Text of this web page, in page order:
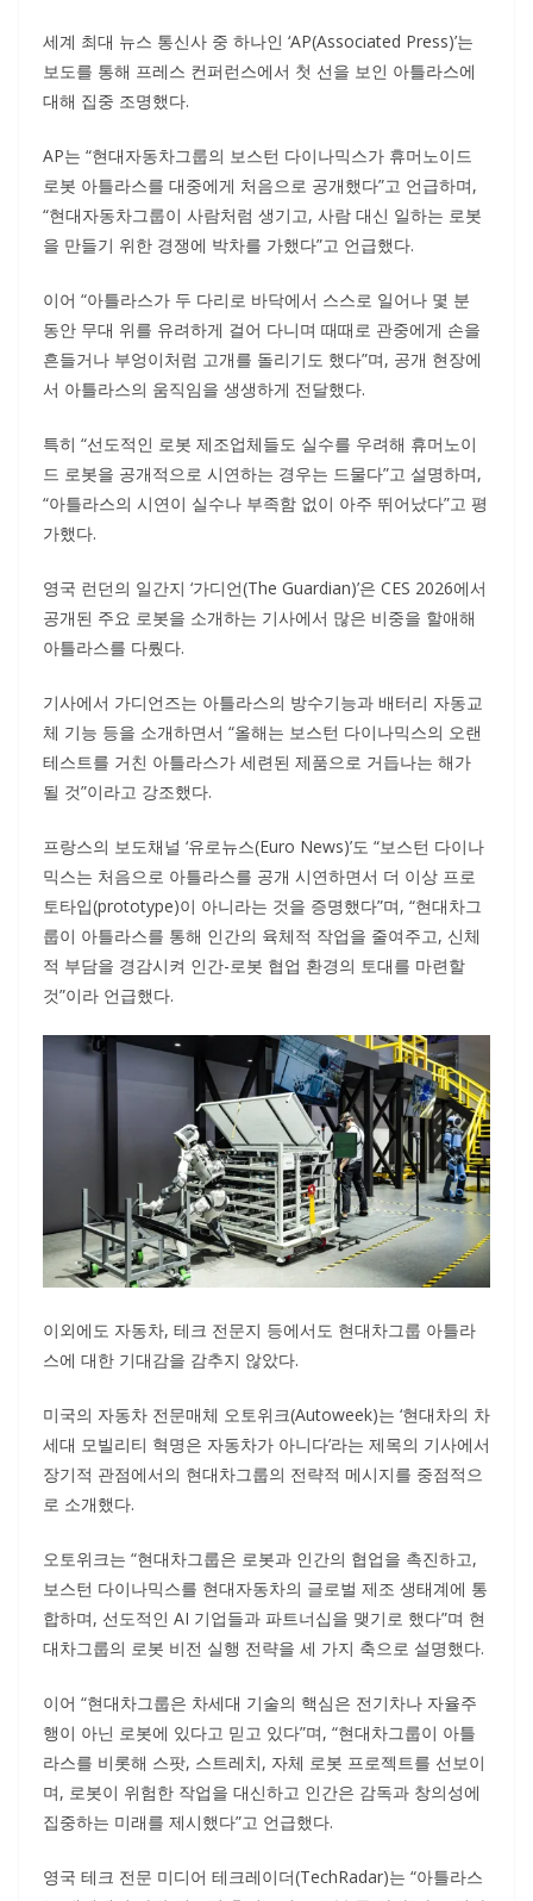
세계 최대 뉴스 통신사 중 하나인 ‘AP(Associated Press)’는
보도를 통해 프레스 컨퍼런스에서 첫 선을 보인 아틀라스에
대해 집중 조명했다.
AP는 “현대자동차그룹의 보스턴 다이나믹스가 휴머노이드
로봇 아틀라스를 대중에게 처음으로 공개했다”고 언급하며,
“현대자동차그룹이 사람처럼 생기고, 사람 대신 일하는 로봇
을 만들기 위한 경쟁에 박차를 가했다”고 언급했다.
이어 “아틀라스가 두 다리로 바닥에서 스스로 일어나 몇 분
동안 무대 위를 유려하게 걸어 다니며 때때로 관중에게 손을
흔들거나 부엉이처럼 고개를 돌리기도 했다”며, 공개 현장에
서 아틀라스의 움직임을 생생하게 전달했다.
특히 “선도적인 로봇 제조업체들도 실수를 우려해 휴머노이
드 로봇을 공개적으로 시연하는 경우는 드물다”고 설명하며,
“아틀라스의 시연이 실수나 부족함 없이 아주 뛰어났다”고 평
가했다.
영국 런던의 일간지 ‘가디언(The Guardian)’은 CES 2026에서
공개된 주요 로봇을 소개하는 기사에서 많은 비중을 할애해
아틀라스를 다뤘다.
기사에서 가디언즈는 아틀라스의 방수기능과 배터리 자동교
체 기능 등을 소개하면서 “올해는 보스턴 다이나믹스의 오랜
테스트를 거친 아틀라스가 세련된 제품으로 거듭나는 해가
될 것”이라고 강조했다.
프랑스의 보도채널 ‘유로뉴스(Euro News)’도 “보스턴 다이나
믹스는 처음으로 아틀라스를 공개 시연하면서 더 이상 프로
토타입(prototype)이 아니라는 것을 증명했다”며, “현대차그
룹이 아틀라스를 통해 인간의 육체적 작업을 줄여주고, 신체
적 부담을 경감시켜 인간-로봇 협업 환경의 토대를 마련할
것”이라 언급했다.
이외에도 자동차, 테크 전문지 등에서도 현대차그룹 아틀라
스에 대한 기대감을 감추지 않았다.
미국의 자동차 전문매체 오토위크(Autoweek)는 ‘현대차의 차
세대 모빌리티 혁명은 자동차가 아니다’라는 제목의 기사에서
장기적 관점에서의 현대차그룹의 전략적 메시지를 중점적으
로 소개했다.
오토위크는 “현대차그룹은 로봇과 인간의 협업을 촉진하고,
보스턴 다이나믹스를 현대자동차의 글로벌 제조 생태계에 통
합하며, 선도적인 AI 기업들과 파트너십을 맺기로 했다”며 현
대차그룹의 로봇 비전 실행 전략을 세 가지 축으로 설명했다.
이어 “현대차그룹은 차세대 기술의 핵심은 전기차나 자율주
행이 아닌 로봇에 있다고 믿고 있다”며, “현대차그룹이 아틀
라스를 비롯해 스팟, 스트레치, 자체 로봇 프로젝트를 선보이
며, 로봇이 위험한 작업을 대신하고 인간은 감독과 창의성에
집중하는 미래를 제시했다”고 언급했다.
영국 테크 전문 미디어 테크레이더(TechRadar)는 “아틀라스